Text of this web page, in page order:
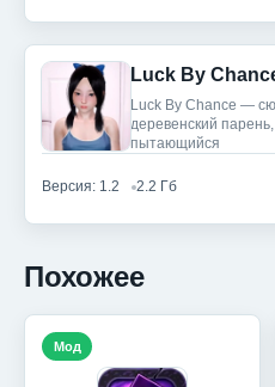
Luck By
Luck By Chance —
деревенский
пытающийся
Версия: 1.2 2.2 Гб
Похожее
Мод